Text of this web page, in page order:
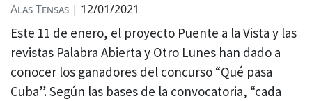
Alas Tensas | 12/01/2021
Este 11 de enero, el proyecto Puente a la Vista y las
revistas Palabra Abierta y Otro Lunes han dado a
conocer los ganadores del concurso “Qué pasa
Cuba”. Según las bases de la convocatoria, “cada